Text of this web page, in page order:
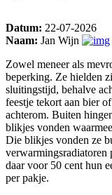
Datum: 22-07-2026
Naam: Jan Wijn
Zowel meneer als
beperking. Ze hielden
sluitingstijd, behalve
feestje tekort aan bier
achterom. Buiten
blikjes vonden
Die blikjes vonden ze
verwarmingsradiatoren
daar voor 50 cent hun
per pakje.